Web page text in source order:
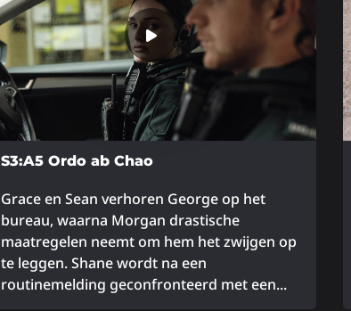
S3:A5 Ordo ab Chao
Grace en Sean verhoren George op het
bureau, waarna Morgan drastische
maatregelen neemt om hem het zwijgen op
te leggen. Shane wordt na een
routinemelding geconfronteerd met een...